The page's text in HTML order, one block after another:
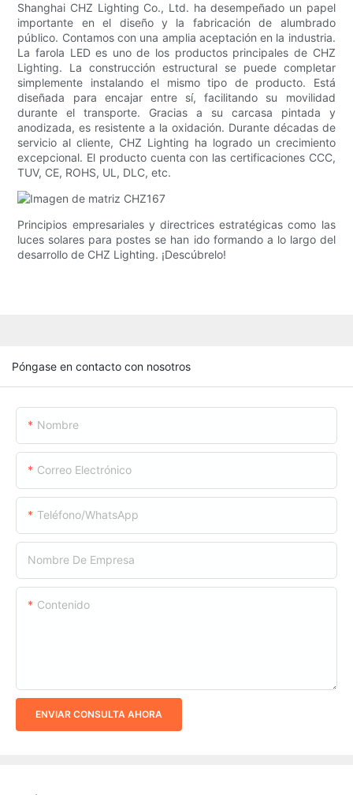
Shanghai CHZ Lighting Co., Ltd. ha desempeñado un papel
importante en el diseño y la fabricación de alumbrado
público. Contamos con una amplia aceptación en la industria.
La farola LED es uno de los productos principales de CHZ
Lighting. La construcción estructural se puede completar
simplemente instalando el mismo tipo de producto. Está
diseñada para encajar entre sí, facilitando su movilidad
durante el transporte. Gracias a su carcasa pintada y
anodizada, es resistente a la oxidación. Durante décadas de
servicio al cliente, CHZ Lighting ha logrado un crecimiento
excepcional. El producto cuenta con las certificaciones CCC,
TUV, CE, ROHS, UL, DLC, etc.
Principios empresariales y directrices estratégicas como las
luces solares para postes se han ido formando a lo largo del
desarrollo de CHZ Lighting. ¡Descúbrelo!
Póngase en contacto con nosotros
Nombre
Correo Electrónico
Teléfono/WhatsApp
Nombre De Empresa
Contenido
ENVIAR CONSULTA AHORA